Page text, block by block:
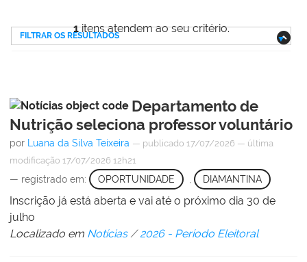
1itens atendem ao seu critério.
FILTRAR OS RESULTADOS
Departamento de
Nutrição seleciona professor voluntário
por Luana da Silva Teixeira — publicado 17/07/2026 — última
modificação 17/07/2026 12h21
— registrado em: OPORTUNIDADE DIAMANTINA
Inscrição já está aberta e vai até o próximo dia 30 de
julho
Localizado em Notícias /2026 - Período Eleitoral